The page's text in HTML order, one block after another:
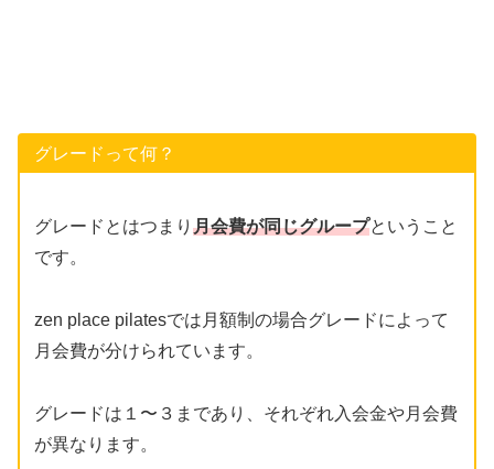
グレードって何？
グレードとはつまり 月会費が同じグループということ
です。
zen place pilatesでは月額制の場合グレードによって
月会費が分けられています。
グレードは１〜３まであり、それぞれ入会金や月会費
が異なります。